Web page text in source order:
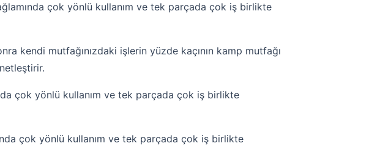
çok yönlü kullanım ve tek parçada çok iş birlikte
kendi mutfağınızdaki işlerin yüzde kaçının kamp mutfağı
çok yönlü kullanım ve tek parçada çok iş birlikte
çok yönlü kullanım ve tek parçada çok iş birlikte